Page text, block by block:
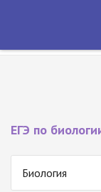
ЕГЭ по
Биология